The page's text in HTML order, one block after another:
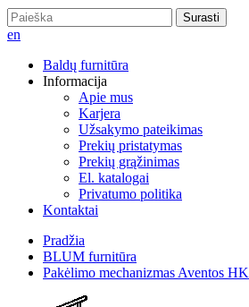
Surasti
en
Baldų furnitūra
Informacija
Apie mus
Karjera
Užsakymo pateikimas
Prekių pristatymas
Prekių grąžinimas
El. katalogai
Privatumo politika
Kontaktai
Pradžia
BLUM furnitūra
Pakėlimo mechanizmas Aventos HK